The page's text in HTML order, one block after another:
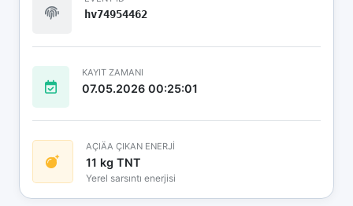
hv74954462
KAYIT ZAMANI
07.05.2026 00:25:01
AÇIÄA ÇIKAN ENERJİ
11 kg TNT
Yerel sarsıntı enerjisi